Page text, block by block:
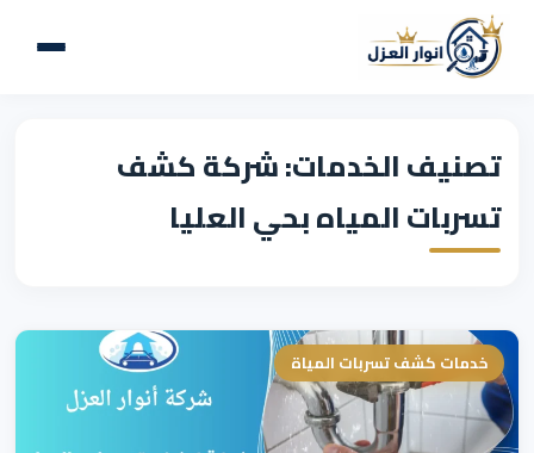
تصنيف الخدمات: شركة كشف
تسربات المياه بحي العليا
خدمات كشف تسربات المياة